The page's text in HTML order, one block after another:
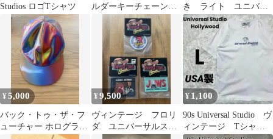
Studios ロゴTシャツ
ルダーキーチェーンサ
ボテン
き ライト ユニバー
サルスタジオ 防犯
USJ 災害
¥5,000
バック・トゥ・ザ・フ
ューチャー ホログラム
¥9,500
ヴィンテージ フロリ
ダ ユニバーサルスタ
¥ 1,100
90s Universal Studio ヴ
ィンテージ Tシャ